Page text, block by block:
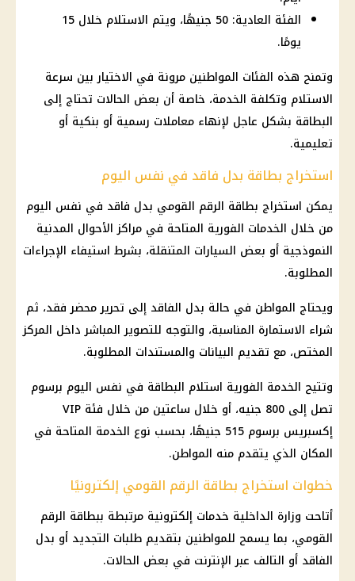
الفئة العادية: 50 جنيهًا، ويتم الاستلام خلال 15
يومًا.
وتمنح هذه الفئات المواطنين مرونة في الاختيار بين سرعة
الاستلام وتكلفة الخدمة، خاصة أن بعض الحالات تحتاج إلى
البطاقة بشكل عاجل لإنهاء معاملات رسمية أو بنكية أو
تعليمية.
استخراج بطاقة بدل فاقد في نفس اليوم
يمكن استخراج بطاقة الرقم القومي بدل فاقد في نفس اليوم
من خلال الخدمات الفورية المتاحة في مراكز الأحوال المدنية
النموذجية أو بعض السيارات المتنقلة، بشرط استيفاء الإجراءات
المطلوبة.
ويحتاج المواطن في حالة بدل الفاقد إلى تحرير محضر فقد، ثم
شراء الاستمارة المناسبة، والتوجه للتصوير المباشر داخل المركز
المختص، مع تقديم البيانات والمستندات المطلوبة.
وتتيح الخدمة الفورية استلام البطاقة في نفس اليوم برسوم
تصل إلى 800 جنيه، أو خلال ساعتين من خلال فئة VIP
إكسبريس برسوم 515 جنيهًا، بحسب نوع الخدمة المتاحة في
المكان الذي يتقدم منه المواطن.
خطوات استخراج بطاقة الرقم القومي إلكترونيًا
أتاحت وزارة الداخلية خدمات إلكترونية مرتبطة ببطاقة الرقم
القومي، بما يسمح للمواطنين بتقديم طلبات التجديد أو بدل
الفاقد أو التالف عبر الإنترنت في بعض الحالات.